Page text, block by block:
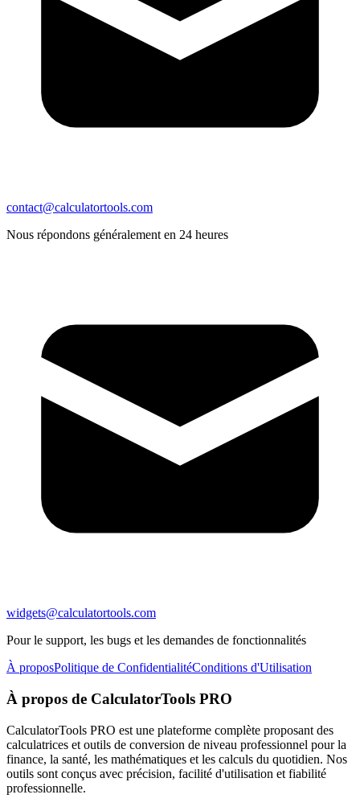
contact@calculatortools.com
Nous répondons généralement en 24 heures
widgets@calculatortools.com
Pour le support, les bugs et les demandes de fonctionnalités
À proposPolitique de ConfidentialitéConditions d'Utilisation
À propos de CalculatorTools PRO
CalculatorTools PRO est une plateforme complète proposant des
calculatrices et outils de conversion de niveau professionnel pour la
finance, la santé, les mathématiques et les calculs du quotidien. Nos
outils sont conçus avec précision, facilité d'utilisation et fiabilité
professionnelle.